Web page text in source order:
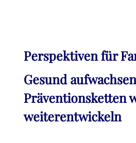
Perspektiven für
Gesund
Präventionsketten
weiterentwickeln